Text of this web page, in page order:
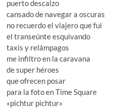
puerto descalzo
cansado de navegar a oscuras
no recuerdo el viajero que fui
el transeúnte esquivando
taxis y relámpagos
me infiltro en la caravana
de super héroes
que ofrecen posar
para la foto en Time Square
«pichtur pichtur»